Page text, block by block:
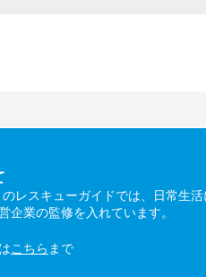
レスキューガイドでは、日常生
企業の監修を入れています。
こちら まで